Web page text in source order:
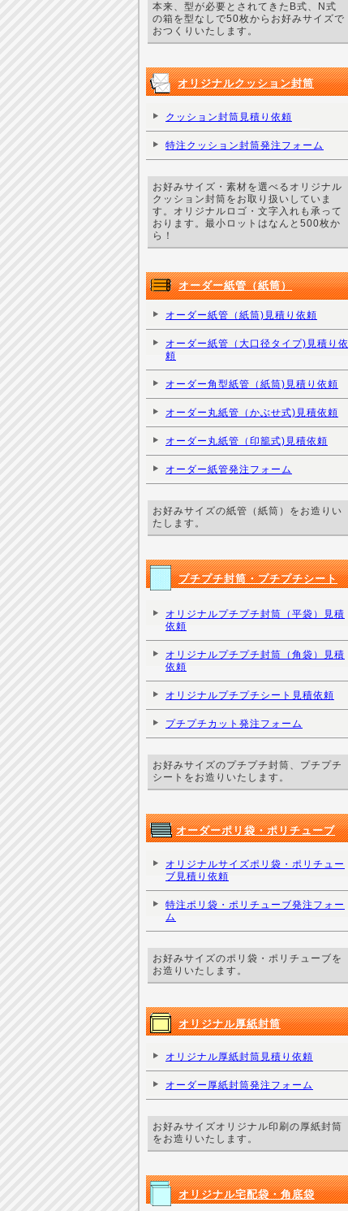
本来、型が必要とされてきたB式、N式
の箱を型なしで50枚からお好みサイズで
おつくりいたします。
オリジナルクッション封筒
クッション封筒見積り依頼
特注クッション封筒発注フォーム
お好みサイズ・素材を選べるオリジナル
クッション封筒をお取り扱いしていま
す。オリジナルロゴ・文字入れも承って
おります。最小ロットはなんと500枚か
ら！
オーダー紙管（紙筒）
オーダー紙管（紙筒)見積り依頼
オーダー紙管（大口径タイプ)見積り依
頼
オーダー角型紙管（紙筒)見積り依頼
オーダー丸紙管（かぶせ式)見積依頼
オーダー丸紙管（印籠式)見積依頼
オーダー紙管発注フォーム
お好みサイズの紙管（紙筒）をお造りい
たします。
プチプチ封筒・プチプチシート
オリジナルプチプチ封筒（平袋）見積
依頼
オリジナルプチプチ封筒（角袋）見積
依頼
オリジナルプチプチシート見積依頼
プチプチカット発注フォーム
お好みサイズのプチプチ封筒、プチプチ
シートをお造りいたします。
オーダーポリ袋・ポリチューブ
オリジナルサイズポリ袋・ポリチュー
ブ見積り依頼
特注ポリ袋・ポリチューブ発注フォー
ム
お好みサイズのポリ袋・ポリチューブを
お造りいたします。
オリジナル厚紙封筒
オリジナル厚紙封筒見積り依頼
オーダー厚紙封筒発注フォーム
お好みサイズオリジナル印刷の厚紙封筒
をお造りいたします。
オリジナル宅配袋・角底袋